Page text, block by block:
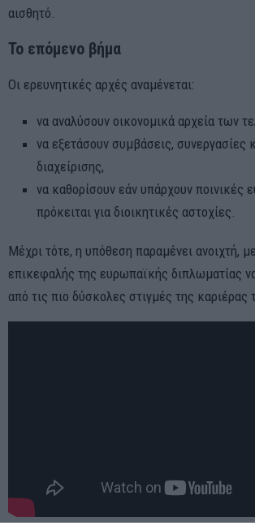
αισθητό.
Το επόμενο βήμα
Οι ερευνητικές αρχές αναμένεται:
να αναλύσουν οικονομικά αρχεία των
να εξετάσουν συμβάσεις, συνεργασίες
διαχείρισης,
να καθορίσουν εάν υπάρχουν ποινικές
πρόκειται για διοικητικές αστοχίες.
Μέχρι τότε, η υπόθεση παραμένει ανοιχτή,
επικεφαλής της ευρωπαϊκής διπλωματίας
από τις πιο δύσκολες στιγμές της καριέρας